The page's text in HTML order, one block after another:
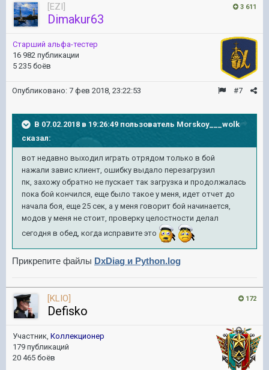
3 611
[EZI]
Dimakur63
Старший альфа-тестер
16 982 публикации
5 235 боёв
#7
Опубликовано: 7 фев 2018, 23:22:53
В 07.02.2018 в 19:26:49 пользователь Morskoy___wolk
сказал:
вот недавно выходил играть отрядом только в бой
нажали завис клиент, ошибку выдало перезагрузил
пк, захожу обратно не пускает так загрузка и продолжалась
пока бой кончился, еще было такое у меня, идет отчет до
начала боя, еще 25 сек, а у меня говорит бой начинается,
модов у меня не стоит, проверку целостности делал
сегодня в обед, когда исправите это
Прикрепите файлы DxDiag и Python.log
172
[KLIO]
Defisko
Участник, Коллекционер
179 публикаций
20 465 боёв